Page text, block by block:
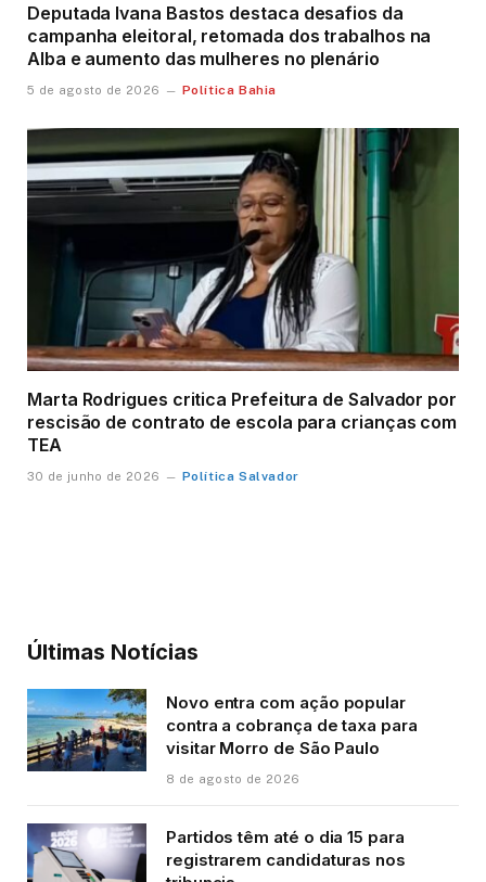
Deputada Ivana Bastos destaca desafios da
campanha eleitoral, retomada dos trabalhos na
Alba e aumento das mulheres no plenário
5 de agosto de 2026 Política Bahia
Marta Rodrigues critica Prefeitura de Salvador por
rescisão de contrato de escola para crianças com
TEA
30 de junho de 2026 Política Salvador
Últimas Notícias
Novo entra com ação popular
contra a cobrança de taxa para
visitar Morro de São Paulo
8 de agosto de 2026
Partidos têm até o dia 15 para
registrarem candidaturas nos